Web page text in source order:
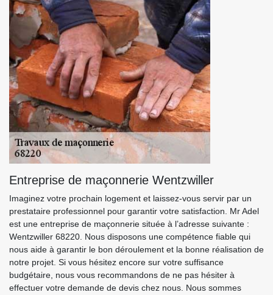
Entreprise de maçonnerie Wentzwiller
Imaginez votre prochain logement et laissez-vous servir par un
prestataire professionnel pour garantir votre satisfaction. Mr Adel
est une entreprise de maçonnerie située à l’adresse suivante :
Wentzwiller 68220. Nous disposons une compétence fiable qui
nous aide à garantir le bon déroulement et la bonne réalisation de
notre projet. Si vous hésitez encore sur votre suffisance
budgétaire, nous vous recommandons de ne pas hésiter à
effectuer votre demande de devis chez nous. Nous sommes